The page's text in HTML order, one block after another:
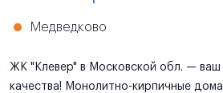
Медведково
ЖК "Клевер" в Московской обл. — ваш
качества! Монолитно-кирпичные